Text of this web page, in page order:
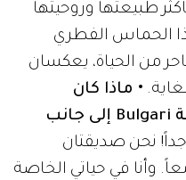
طبيعتها وروحيتها
الحماس الفطري
من الحياة، يعكسان
• ماذا كان
شعورك وأنت سفيرة لماركة Bulgari إلى جانب
جداً! نحن صديقتان
وأنا في حياتي الخاصة